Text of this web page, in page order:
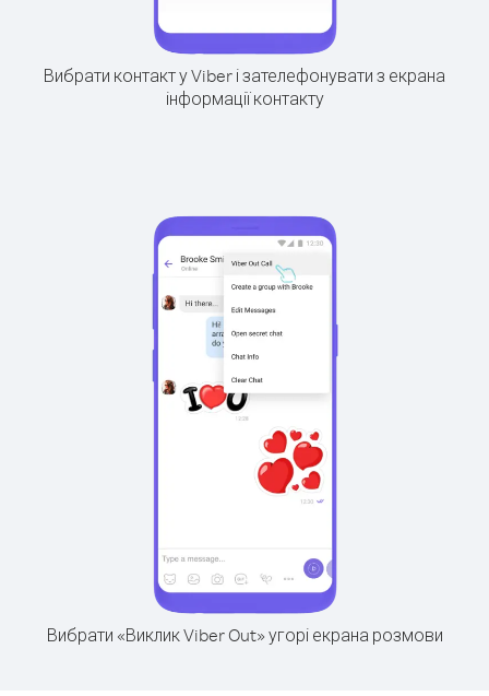
Вибрати контакт у Viber і зателефонувати з екрана
інформації контакту
Вибрати «Виклик Viber Out» угорі екрана розмови